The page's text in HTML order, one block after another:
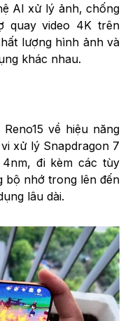
AI xử lý ảnh, chống
quay video 4K trên
lượng hình ảnh và
khác nhau.
về hiệu năng
xử lý Snapdragon 7
đi kèm các tùy
bộ nhớ trong lên đến
lâu dài.